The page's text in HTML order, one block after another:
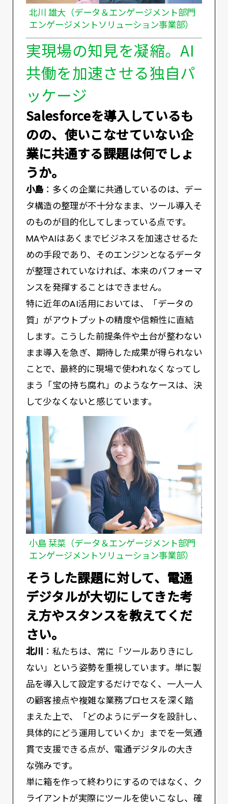
北川 雄大（データ＆エンゲージメント部門
エンゲージメントソリューション事業部）
実現場の知見を凝縮。AI
共働を加速させる独自パ
ッケージ
――Salesforceを導入しているも
のの、使いこなせていない企
業に共通する課題は何でしょ
うか。
小島：多くの企業に共通しているのは、デー
タ構造の整理が不十分なまま、ツール導入そ
のものが目的化してしまっている点です。
MAやAIはあくまでビジネスを加速させるた
めの手段であり、そのエンジンとなるデータ
が整理されていなければ、本来のパフォーマ
ンスを発揮することはできません。
特に近年のAI活用においては、「データの
質」がアウトプットの精度や信頼性に直結
します。こうした前提条件や土台が整わない
まま導入を急ぎ、期待した成果が得られない
ことで、最終的に現場で使われなくなってし
まう「宝の持ち腐れ」のようなケースは、決
して少なくないと感じています。
小島 栞菜（データ＆エンゲージメント部門
エンゲージメントソリューション事業部）
――そうした課題に対して、電通
デジタルが大切にしてきた考
え方やスタンスを教えてくだ
さい。
北川
：私たちは、常に「ツールありきにし
ない」という姿勢を重視しています。単に製
品を導入して設定するだけでなく、一人一人
の顧客接点や複雑な業務プロセスを深く踏
まえた上で、「どのようにデータを設計し、
具体的にどう運用していくか」までを一気通
貫で支援できる点が、電通デジタルの大き
な強みです。
単に箱を作って終わりにするのではなく、ク
ライアントが実際にツールを使いこなし、確